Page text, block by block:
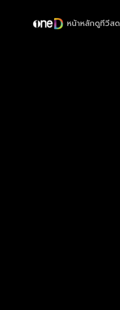
หน้าหลักดูทีวีสด